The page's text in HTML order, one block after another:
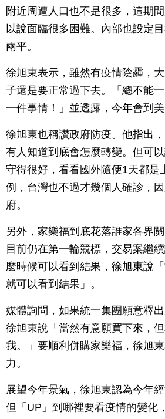
附近周遭人口也不是很多，這期
以說面臨很多困難。內部也設定
兩平。
徐旭東表示，雖然有疫情陰霾，
子還是要正常過下去。「總不能
一件事情！」並透露，今年會到美
徐旭東也稱讚政府防疫。他指出
有人知道到底會怎麼轉變。但可
守得很好，看看國外隨便1天都是
例，台灣也不過才幾個人確診，
府。
另外，家樂福到底花落誰家各界
目前仍在第一輪競標，交易案繼
麼時候可以看到結果，徐旭東說
就可以看到結果」。
媒體詢問，如果統一集團願意釋
徐旭東說「當然有意願買下來，
我。」要順利併購家樂福，徐旭
力。
展望今年景氣，徐旭東認為今年
但「UP」到哪裡要看疫情的變化